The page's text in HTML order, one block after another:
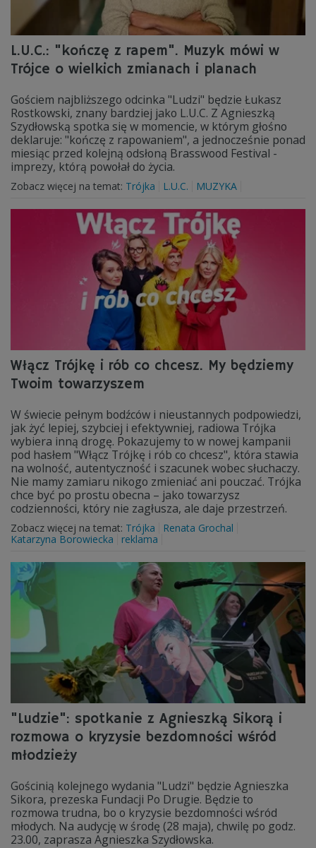
L.U.C.: "kończę z rapem". Muzyk mówi w
Trójce o wielkich zmianach i planach
Gościem najbliższego odcinka "Ludzi" będzie Łukasz
Rostkowski, znany bardziej jako L.U.C. Z Agnieszką
Szydłowską spotka się w momencie, w którym głośno
deklaruje: "kończę z rapowaniem", a jednocześnie ponad
miesiąc przed kolejną odsłoną Brasswood Festival -
imprezy, którą powołał do życia.
Zobacz więcej na temat: Trójka L.U.C. MUZYKA
Włącz Trójkę i rób co chcesz. My będziemy
Twoim towarzyszem
W świecie pełnym bodźców i nieustannych podpowiedzi,
jak żyć lepiej, szybciej i efektywniej, radiowa Trójka
wybiera inną drogę. Pokazujemy to w nowej kampanii
pod hasłem "Włącz Trójkę i rób co chcesz", która stawia
na wolność, autentyczność i szacunek wobec słuchaczy.
Nie mamy zamiaru nikogo zmieniać ani pouczać. Trójka
chce być po prostu obecna – jako towarzysz
codzienności, który nie zagłusza, ale daje przestrzeń.
Zobacz więcej na temat: Trójka
Renata Grochal
Katarzyna Borowiecka
reklama
"Ludzie": spotkanie z Agnieszką Sikorą i
rozmowa o kryzysie bezdomności wśród
młodzieży
Gościnią kolejnego wydania "Ludzi" będzie Agnieszka
Sikora, prezeska Fundacji Po Drugie. Będzie to
rozmowa trudna, bo o kryzysie bezdomności wśród
młodych. Na audycję w środę (28 maja), chwilę po godz.
23.00, zaprasza Agnieszka Szydłowska.